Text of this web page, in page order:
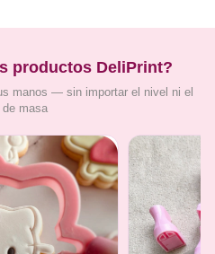
productos DeliPrint?
manos — sin importar el nivel ni el
masa